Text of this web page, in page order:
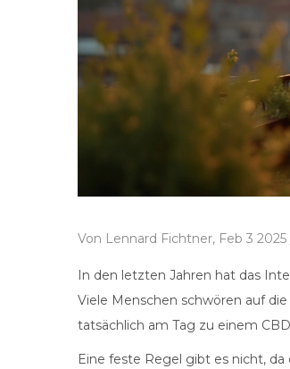
Von Lennard Fichtner, Feb 3 2025
In den letzten Jahren hat das
Viele Menschen schwören auf
tatsächlich am Tag zu einem
Eine feste Regel gibt es nicht,